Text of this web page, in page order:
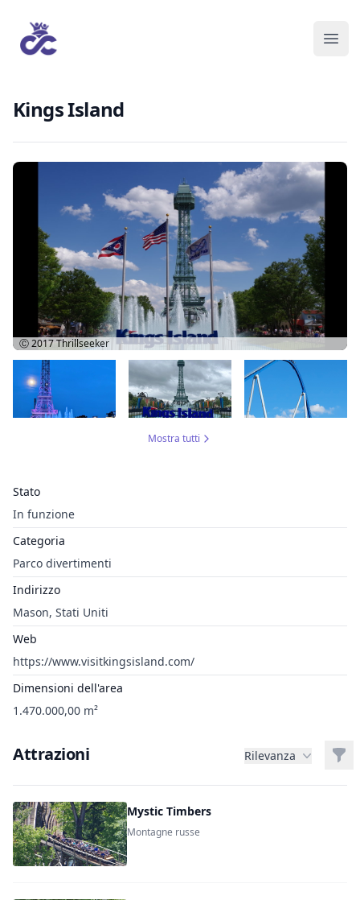
Kings Island
Stato
In funzione
Categoria
Parco divertimenti
Indirizzo
Mason, Stati Uniti
Web
https://www.visitkingsisland.com/
Dimensioni dell'area
1.470.000,00 m²
Ⓒ 2017Thrillseeker
Mostra tutti
Attrazioni Rilevanza
Mystic Timbers
Montagne russe